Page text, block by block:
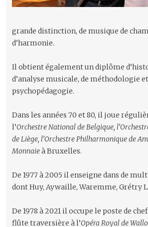
grande distinction, de musique de
d’harmonie.
Il obtient également un diplôme
d’analyse musicale, de méthodologie
psychopédagogie.
Dans les années 70 et 80, il joue
l’Orchestre National de Belgique,
de Liège, l’Orchestre Philharmonique de
Monnaieà Bruxelles.
De 1977 à 2005 il enseigne dans de
dont Huy, Aywaille, Waremme, Grétry
De 1978 à 2021 il occupe le poste de
flûte traversière à l’Opéra Royal de